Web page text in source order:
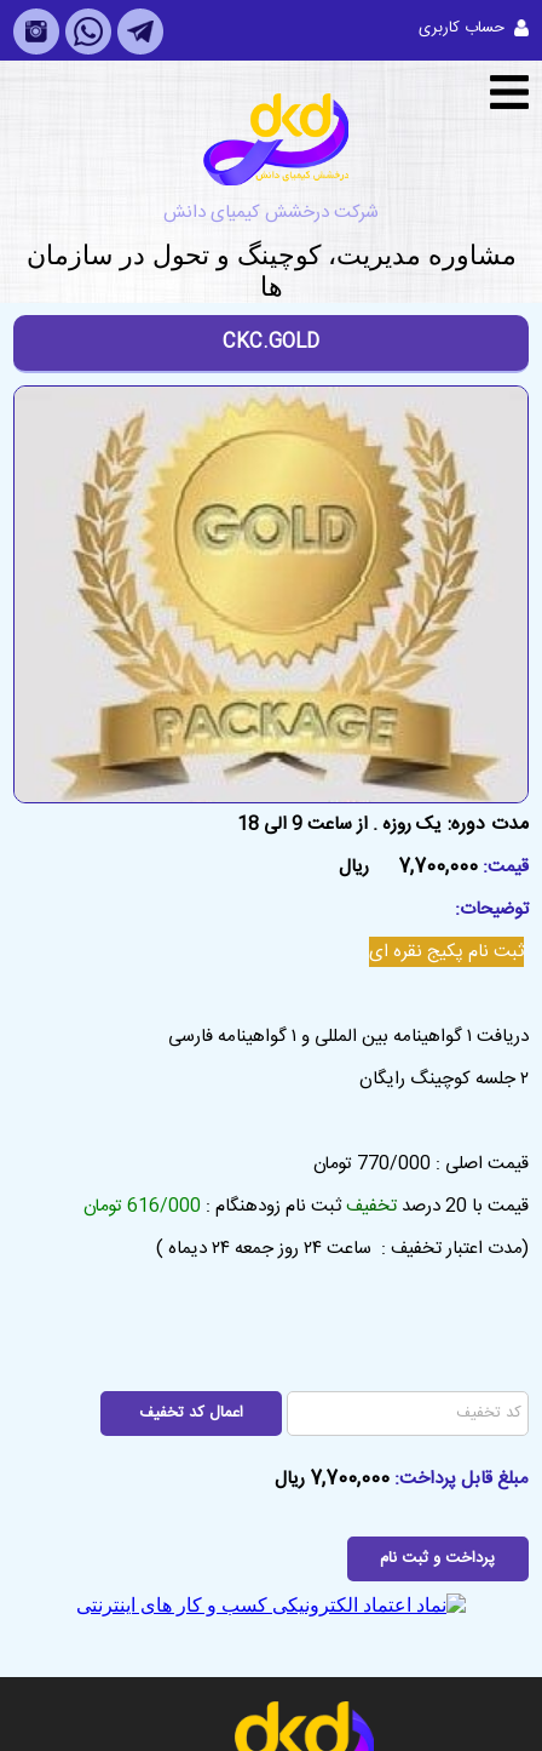
حساب کاربری
شرکت درخشش کیمیای دانش
مشاوره مديريت، کوچینگ و تحول در سازمان
ها
CKC.GOLD
مدت دوره:یک روزه . از ساعت 9 الی 18
قیمت:7,700,000
ریال
توضیحات:
ثبت نام پکیج نقره ای
دریافت ۱ گواهینامه بین المللی و ۱ گواهینامه فارسی
۲ جلسه کوچینگ رایگان
قیمت اصلی : 770/000 تومان
قیمت با 20 درصد
تخفیفثبت نام زودهنگام :616/000 تومان
(مدت اعتبار تخفیف : ساعت ۲۴ روز جمعه ۲۴ دیماه )
مبلغ قابل پرداخت:7,700,000 ریال